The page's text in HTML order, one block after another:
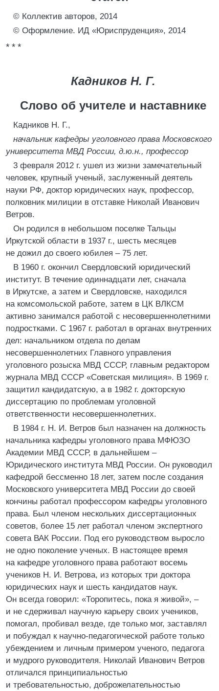
© Коллектив авторов, 2014
© Оформление. ИД «Юриспруденция», 2014
* * *
Кадников Н. Г.
Слово об учителе и наставнике
Кадников Н. Г.,
начальник кафедры уголовного права Московского
университета МВД России, д.ю.н., профессор
3 февраля 2012 г. ушел из жизни замечательный
человек, крупный ученый, заслуженный деятель
науки РФ, доктор юридических наук, профессор,
полковник милиции в отставке Николай Иванович
Ветров.
Он родился в небольшом поселке Тальцы
Иркутской области в 1937 г., шесть месяцев
не дожил до своего юбилея – 75 лет.
В 1960 г. окончил Свердловский юридический
институт. В течение одиннадцати лет, сначала
в Иркутске, а затем и Свердловске, находился
на комсомольской работе, затем в ЦК ВЛКСМ
активно занимался работой с несовершеннолетними
подростками. С 1967 г. работал в органах внутренних
дел: начальником отдела по делам
несовершеннолетних Главного управления
уголовного розыска МВД СССР, главным редактором
журнала МВД СССР «Советская милиция». В 1969 г.
защитил кандидатскую, а в 1982 г. докторскую
диссертацию по проблемам уголовной
ответственности несовершеннолетних.
В 1984 г. Н. И. Ветров был назначен на должность
начальника кафедры уголовного права МФЮЗО
Академии МВД СССР, в дальнейшем –
Юридического института МВД России. Он руководил
кафедрой бессменно 18 лет, затем после создания
Московского университета МВД России до своей
кончины работал профессором кафедры уголовного
права. Был членом нескольких диссертационных
советов, более 15 лет работал членом экспертного
совета ВАК России. Под его руководством выросло
не одно поколение ученых. В настоящее время
на кафедре уголовного права работают восемь
учеников Н. И. Ветрова, из которых три доктора
юридических наук и шесть кандидатов наук.
Он всегда говорил: «Торопитесь, пока я живой», –
и не сдерживал научную карьеру своих учеников,
помогал, пробивал везде, где только мог, заставлял
и побуждал к научно-педагогической работе только
убеждением и личным примером ученого, педагога
и мудрого руководителя. Николай Иванович Ветров
отличался принципиальностью
и требовательностью, доброжелательностью